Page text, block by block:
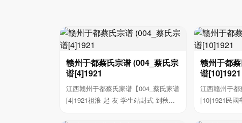
赣州于都蔡氏宗谱 (004_蔡氏宗
谱[4]1921
江西赣州于都蔡氏家谱【004_蔡氏家谱
[4]1921祖浪 起 友 学生站封式 到秋...
赣州于都
谱[10]1921
江西赣州于
[10]1921民國